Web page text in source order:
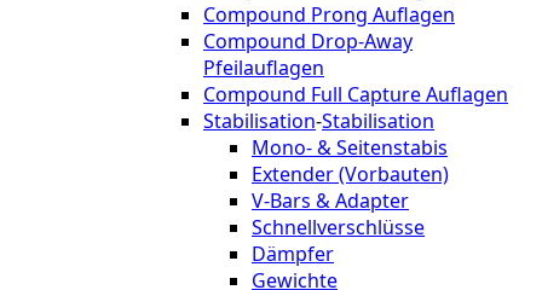
Compound Prong Auflagen
Compound Drop-Away
Pfeilauflagen
Compound Full Capture Auflagen
Stabilisation-Stabilisation
Mono- & Seitenstabis
Extender (Vorbauten)
V-Bars & Adapter
Schnellverschlüsse
Dämpfer
Gewichte